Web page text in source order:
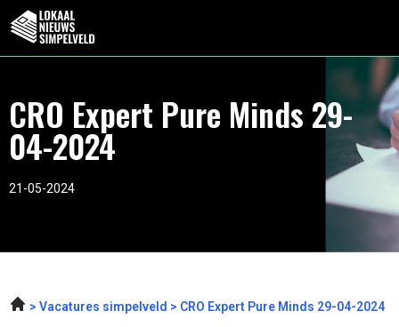
CRO Expert Pure Minds 29-
04-2024
21-05-2024
Vacatures simpelveld CRO Expert Pure Minds 29-04-2024